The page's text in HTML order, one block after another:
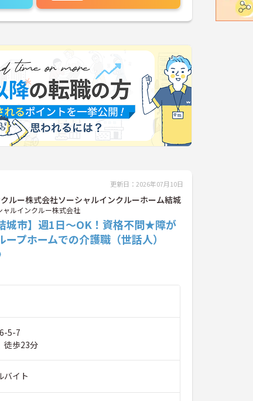
更新日：2026年07月10日
ルー株式会社ソーシャルインクルーホーム結城
ャルインクルー株式会社
城市】週1日～OK！資格不問★障が
ープホームでの介護職（世話人）
5-7
徒歩23分
バイト